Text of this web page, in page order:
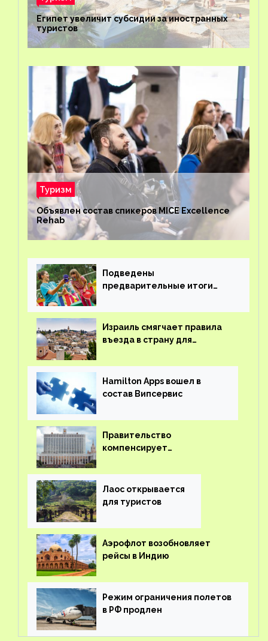
Египет увеличит субсидии за иностранных
туристов
Туризм
Объявлен состав спикеров MICE Excellence
Rehab
Подведены
предварительные итоги
Израиль смягчает правила
въезда в страну для
Hamilton Apps вошел в
состав Випсервис
Правительство
компенсирует
вывоз россиян из-за рубежа
Лаос открывается
для туристов
Аэрофлот возобновляет
рейсы в Индию
Режим ограничения полетов
в РФ продлен